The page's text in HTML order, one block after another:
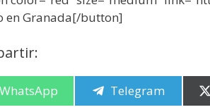
en Granada[/button]
Compartir
en
WhatsApp Compartir
en
Telegram